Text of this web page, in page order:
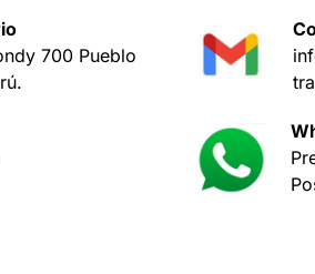
700 Pueblo
.